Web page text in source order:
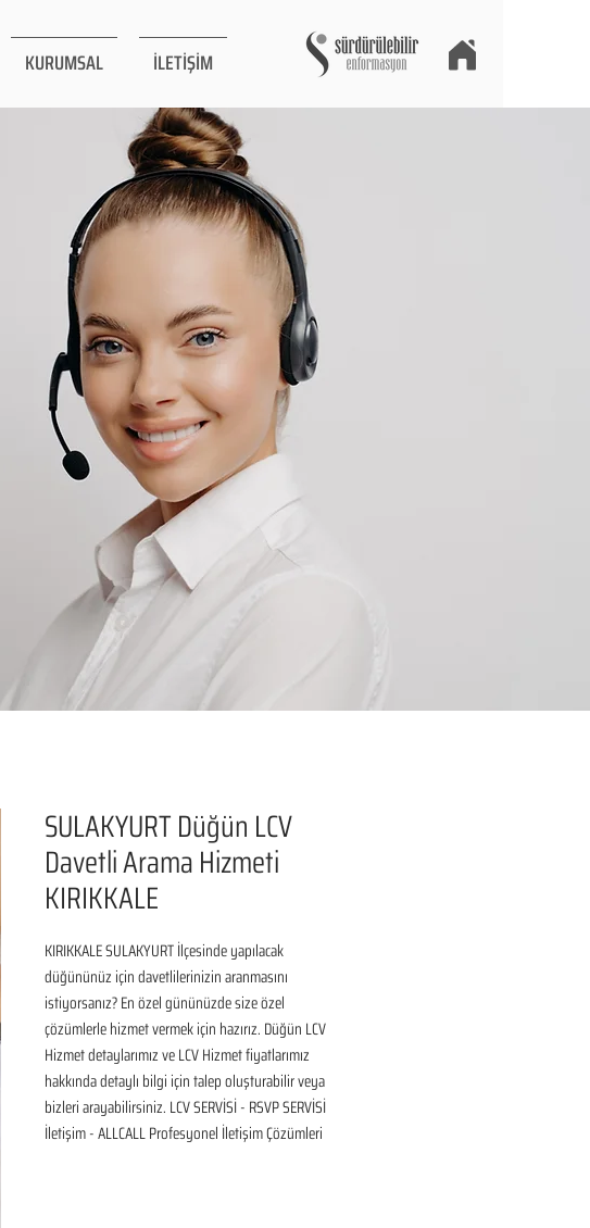
KURUMSAL İLETİŞİM
SULAKYURT Düğün LCV
Davetli Arama Hizmeti
KIRIKKALE
KIRIKKALE SULAKYURT İlçesinde yapılacak
düğününüz için davetlilerinizin aranmasını
istiyorsanız? En özel gününüzde size özel
çözümlerle hizmet vermek için hazırız. Düğün LCV
Hizmet detaylarımız ve LCV Hizmet fiyatlarımız
hakkında detaylı bilgi için talep oluşturabilir veya
bizleri arayabilirsiniz. LCV SERVİSİ - RSVP SERVİSİ
İletişim - ALLCALL Profesyonel İletişim Çözümleri